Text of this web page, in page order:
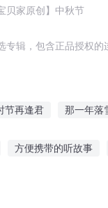
贝家原创】中秋节
辑，包含正品授权
节再逢君 那一年落
方便携带的听故事